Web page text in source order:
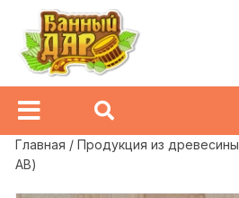
Главная /Продукция из древесины
АВ)